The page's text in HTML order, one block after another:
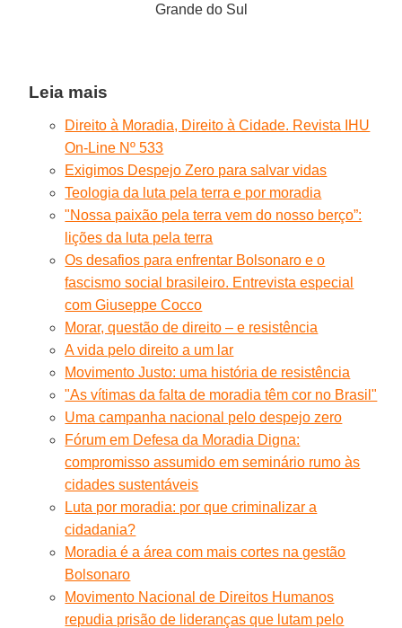
Grande do Sul
Leia mais
Direito à Moradia, Direito à Cidade. Revista IHU
On-Line Nº 533
Exigimos Despejo Zero para salvar vidas
Teologia da luta pela terra e por moradia
"Nossa paixão pela terra vem do nosso berço”:
lições da luta pela terra
Os desafios para enfrentar Bolsonaro e o
fascismo social brasileiro. Entrevista especial
com Giuseppe Cocco
Morar, questão de direito – e resistência
A vida pelo direito a um lar
Movimento Justo: uma história de resistência
"As vítimas da falta de moradia têm cor no Brasil"
Uma campanha nacional pelo despejo zero
Fórum em Defesa da Moradia Digna:
compromisso assumido em seminário rumo às
cidades sustentáveis
Luta por moradia: por que criminalizar a
cidadania?
Moradia é a área com mais cortes na gestão
Bolsonaro
Movimento Nacional de Direitos Humanos
repudia prisão de lideranças que lutam pelo